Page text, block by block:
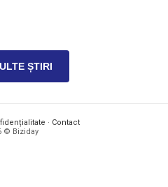
ȘTIRI
· Contact
© Biziday